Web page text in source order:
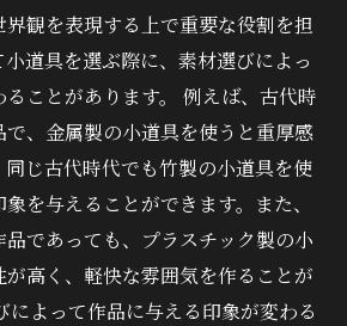
観を表現する上で重要な役割を担
道具を選ぶ際に、素材選びによっ
ことがあります。 例えば、古代時
、金属製の小道具を使うと重厚感
じ古代時代でも竹製の小道具を使
を与えることができます。また、
であっても、プラスチック製の小
高く、軽快な雰囲気を作ることが
によって作品に与える印象が変わる